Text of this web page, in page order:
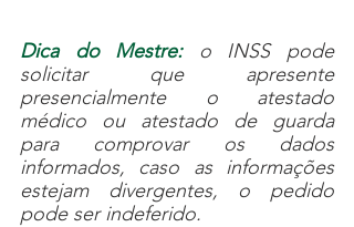
Dica do Mestre: o INSS pode
solicitar que apresente
presencialmente o atestado
médico ou atestado de guarda
para comprovar os dados
informados, caso as informações
estejam divergentes, o pedido
pode ser indeferido.